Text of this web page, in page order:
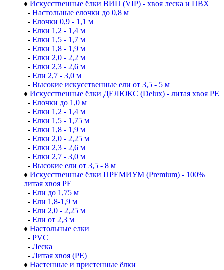
♦ Искусственные ёлки ВИП (VIP) - хвоя леска и ПВХ
- Настольные елочки до 0,8 м
- Елочки 0,9 - 1,1 м
- Елки 1,2 - 1,4 м
- Елки 1,5 - 1,7 м
- Елки 1,8 - 1,9 м
- Елки 2,0 - 2,2 м
- Елки 2,3 - 2,6 м
- Ели 2,7 - 3,0 м
- Высокие искусственные ели от 3,5 - 5 м
♦ Искусственные ёлки ДЕЛЮКС (Delux) - литая хвоя РЕ
- Елочки до 1,0 м
- Елки 1,2 - 1,4 м
- Елки 1,5 - 1,75 м
- Елки 1,8 - 1,9 м
- Елки 2,0 - 2,25 м
- Елки 2,3 - 2,6 м
- Елки 2,7 - 3,0 м
- Высокие ели от 3,5 - 8 м
♦ Искусственные ёлки ПРЕМИУМ (Premium) - 100%
литая хвоя РЕ
- Ели до 1,75 м
- Ели 1,8-1,9 м
- Ели 2,0 - 2,25 м
- Ели от 2,3 м
♦ Настольные елки
- PVC
- Леска
- Литая хвоя (РЕ)
♦ Настенные и пристенные ёлки